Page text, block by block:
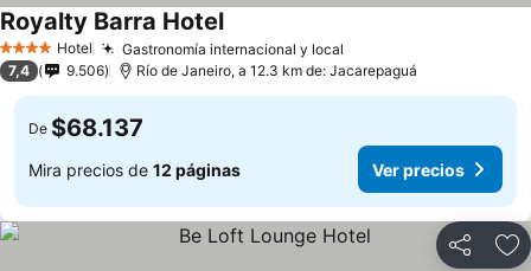
4 EstrellasHotel Gastronomía internacional y local
Royalty Barra HotelVer precios
7,4 9.506 Río de Janeiro, a 12.3 km de: Jacarepaguá
De $68.137
Mira precios de 12 páginas Ver precios
Compartir